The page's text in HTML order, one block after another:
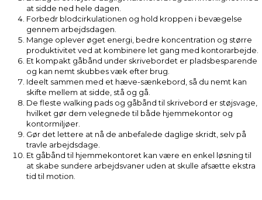
at sidde ned hele dagen.
Forbedr blodcirkulationen og hold kroppen i bevægelse
gennem arbejdsdagen.
Mange oplever øget energi, bedre koncentration og større
produktivitet ved at kombinere let gang med kontorarbejde.
Et kompakt gåbånd under skrivebordet er pladsbesparende
og kan nemt skubbes væk efter brug.
Ideelt sammen med et hæve-sænkebord, så du nemt kan
skifte mellem at sidde, stå og gå.
De fleste walking pads og gåbånd til skrivebord er støjsvage,
hvilket gør dem velegnede til både hjemmekontor og
kontormiljøer.
Gør det lettere at nå de anbefalede daglige skridt, selv på
travle arbejdsdage.
Et gåbånd til hjemmekontoret kan være en enkel løsning til
at skabe sundere arbejdsvaner uden at skulle afsætte ekstra
tid til motion.